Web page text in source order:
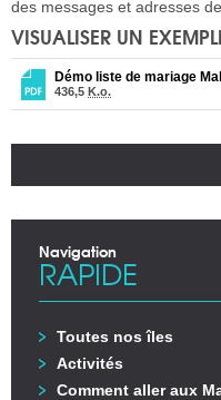
des messages et adresses
VISUALISER UN
Démo liste de mariage
436,5 K.o.
Navigation
RAPIDE
Toutes nos îles
Activités
Comment aller aux